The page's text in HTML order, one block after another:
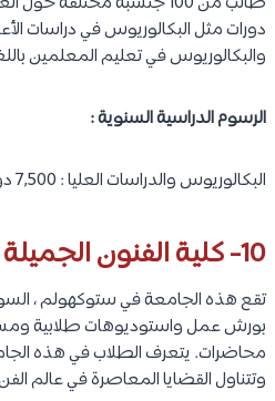
دورات مثل البكالوريوس في دراسات
والبكالوريوس في تعليم المعلمين
الرسوم الدراسية السنوية :
البكالوريوس والدراسات العليا : 7,500 دولار.
10- كلية الفنون الجميلة بالجامعة الملكية :
تقع هذه الجامعة في ستوكهولم ،
بورش عمل واستوديوهات طلابية
محاضرات. يتعرف الطلاب في هذه
وتتناول القضايا المعاصرة في عالم